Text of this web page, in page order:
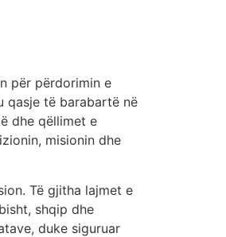
për përdorimin e
qasje të barabartë në
dhe qëllimet e
misionin dhe
Të gjitha lajmet e
shqip dhe
duke siguruar